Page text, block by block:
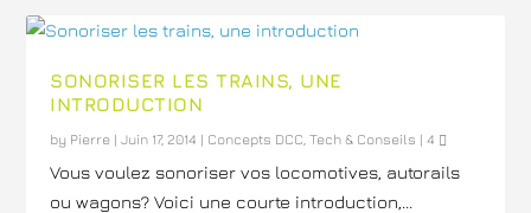
SONORISER LES TRAINS, UNE
INTRODUCTION
by Pierre |Juin 17, 2014 | Concepts DCC,Tech & Conseils |4
Vous voulez sonoriser vos locomotives, autorails
ou wagons? Voici une courte introduction,...